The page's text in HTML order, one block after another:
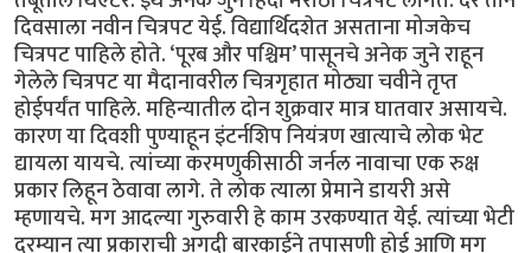
दिवसाला नवीन चित्रपट येई. विद्यार्थिदशेत असताना मोजकेच
चित्रपट पाहिले होते. ‘पूरब और पश्चिम’ पासूनचे अनेक जुने राहून
गेलेले चित्रपट या मैदानावरील चित्रगृहात मोठ्या चवीने तृप्त
होईपर्यंत पाहिले. महिन्यातील दोन शुक्रवार मात्र घातवार असायचे.
कारण या दिवशी पुण्याहून इंटर्नशिप नियंत्रण खात्याचे लोक भेट
द्यायला यायचे. त्यांच्या करमणुकीसाठी जर्नल नावाचा एक रुक्ष
प्रकार लिहून ठेवावा लागे. ते लोक त्याला प्रेमाने डायरी असे
म्हणायचे. मग आदल्या गुरुवारी हे काम उरकण्यात येई. त्यांच्या भेटी
दरम्यान त्या प्रकाराची अगदी बारकाईने तपासणी होई आणि मग